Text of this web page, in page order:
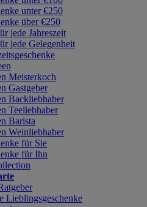
unter €250
über €250
jede Jahreszeit
jede Gelegenheit
Meisterkoch
Gastgeber
Backliebhaber
Teeliebhaber
Barista
Weinliebhaber
für Sie
für Ihn
Lieblingsgeschenke